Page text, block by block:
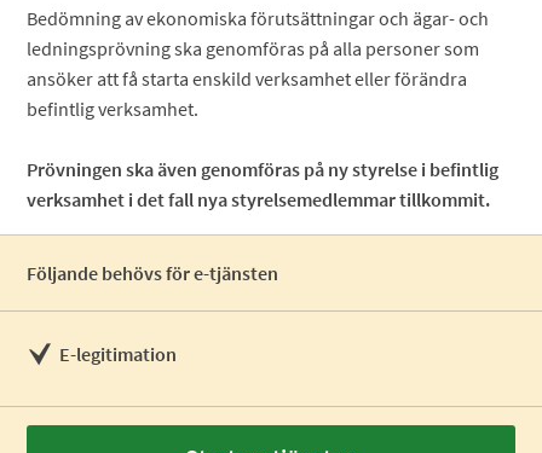
Bedömning av ekonomiska förutsättningar och ägar- och
ledningsprövning ska genomföras på alla personer som
ansöker att få starta enskild verksamhet eller förändra
befintlig verksamhet.
Prövningen ska även genomföras på ny styrelse i befintlig
verksamhet i det fall nya styrelsemedlemmar tillkommit.
Följande behövs för e-tjänsten
E-legitimation